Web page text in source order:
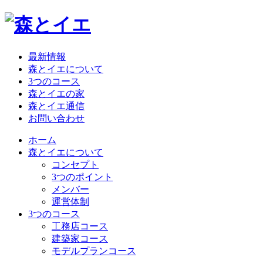
最新情報
森とイエについて
3つのコース
森とイエの家
森とイエ通信
お問い合わせ
ホーム
森とイエについて
コンセプト
3つのポイント
メンバー
運営体制
3つのコース
工務店コース
建築家コース
モデルプランコース